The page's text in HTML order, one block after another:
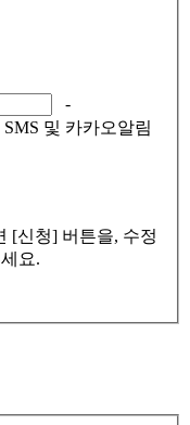
-
SMS 및 카카오알림
[신청] 버튼을, 수정
요.